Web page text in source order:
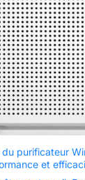
du purificateur
et